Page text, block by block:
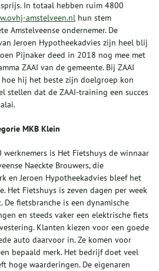
In totaal hebben ruim 4800
amstelveen.nl hun stem
Amstelveense ondernemer. De
Jeroen Hypotheekadvies zijn heel blij
Pijnaker deed in 2018 nog mee met
ZAAI van de gemeente. Bij ZAAI
hij het beste zijn doelgroep kon
stellen dat de ZAAI-training een succes
MKB Klein
is Het Fietshuys de winnaar
Naeckte Brouwers, die
en Jeroen Hypotheekadvies bleef het
Het Fietshuys is zeven dagen per week
fietsbranche is een dynamische
en steeds vaker een elektrische fiets
Klanten kiezen voor een goede
auto daarvoor in. Ze komen voor
bepaald merk. Het bedrijf doet veel
hoge waarderingen. De eigenaren